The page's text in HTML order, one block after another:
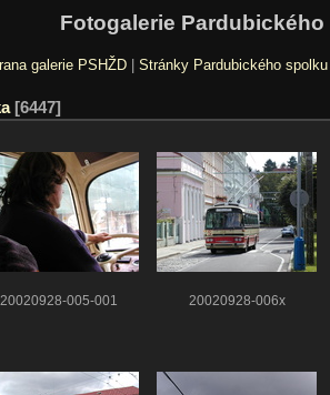
Fotogalerie
galerie PSHŽD| Stránky Pardubického
6447
20020928-005-001 20020928-006x